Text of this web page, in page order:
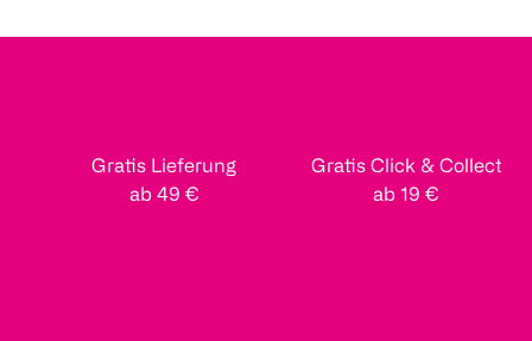
Gratis Lieferung
ab 49 €
Gratis Click & Collect
ab 19 €